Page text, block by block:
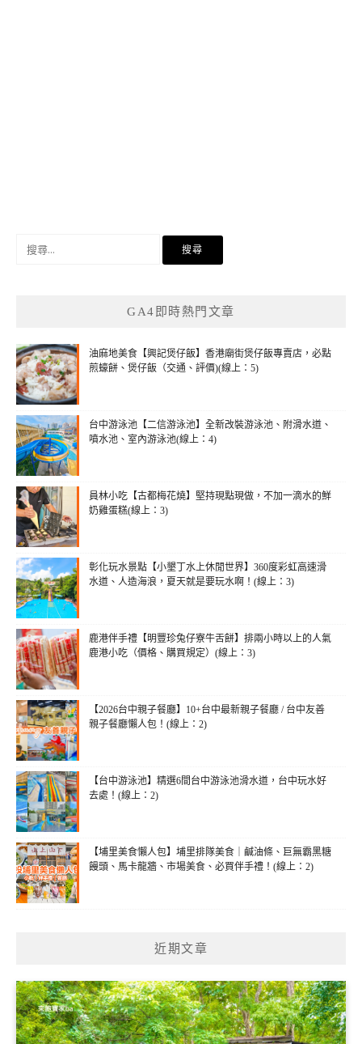
GA4即時熱門文章
油麻地美食【興記煲仔飯】香港廟街煲仔飯專賣店，必點
煎蠔餅、煲仔飯（交通、評價)(線上：5)
台中游泳池【二信游泳池】全新改裝游泳池、附滑水道、
噴水池、室內游泳池(線上：4)
員林小吃【古都梅花燒】堅持現點現做，不加一滴水的鮮
奶雞蛋糕(線上：3)
彰化玩水景點【小墾丁水上休閒世界】360度彩虹高速滑
水道、人造海浪，夏天就是要玩水啊！(線上：3)
鹿港伴手禮【明豐珍兔仔寮牛舌餅】排兩小時以上的人氣
鹿港小吃（價格、購買規定）(線上：3)
【2026台中親子餐廳】10+台中最新親子餐廳 / 台中友善
親子餐廳懶人包！(線上：2)
【台中游泳池】精選6間台中游泳池滑水道，台中玩水好
去處！(線上：2)
【埔里美食懶人包】埔里排隊美食｜鹹油條、巨無霸黑糖
饅頭、馬卡龍牆、市場美食、必買伴手禮！(線上：2)
近期文章